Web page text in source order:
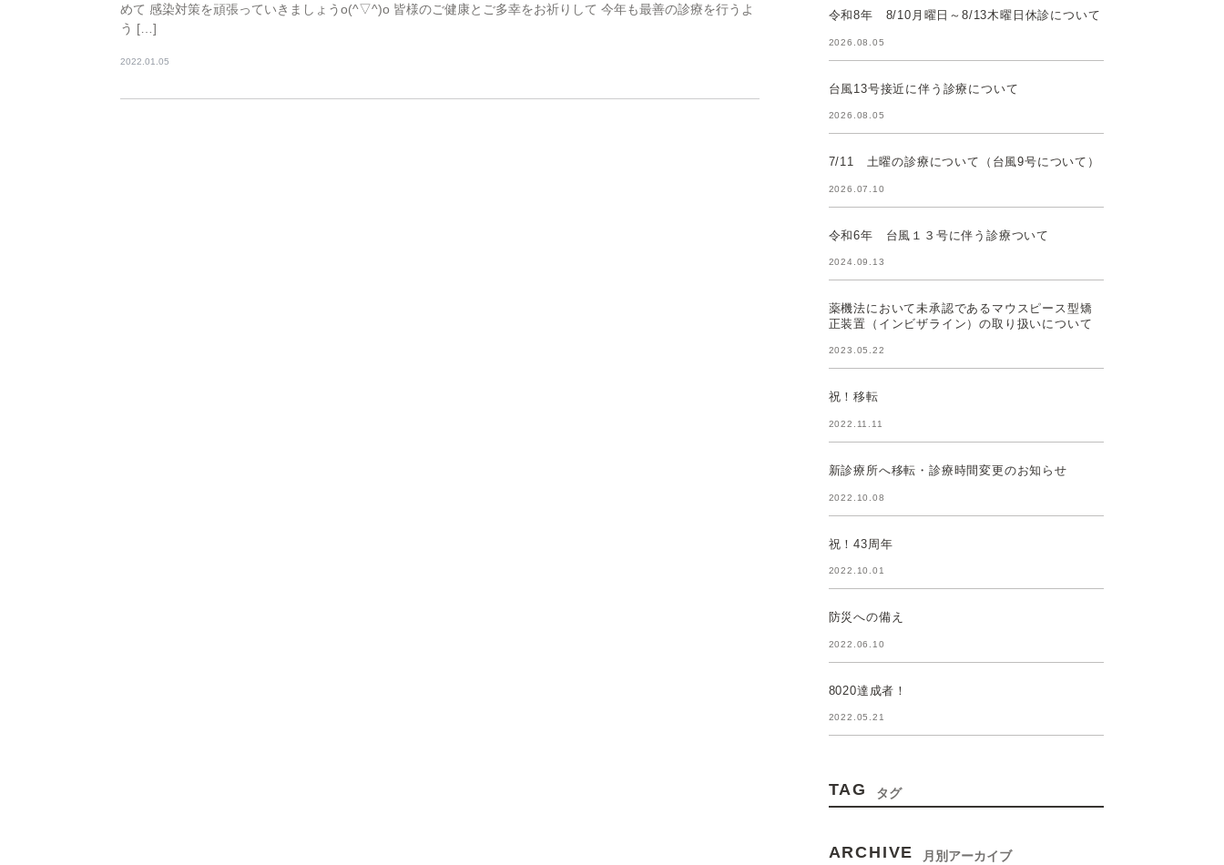
めて 感染対策を頑張っていきましょうo(^▽^)o 皆様のご健康とご多幸をお祈りして 今年も最善の診療を行うよ
う […]
2022.01.05
令和8年 8/10月曜日～8/13木曜日休診について
2026.08.05
台風13号接近に伴う診療について
2026.08.05
7/11 土曜の診療について（台風9号について）
2026.07.10
令和6年 台風１３号に伴う診療ついて
2024.09.13
薬機法において未承認であるマウスピース型矯
正装置（インビザライン）の取り扱いについて
2023.05.22
祝！移転
2022.11.11
新診療所へ移転・診療時間変更のお知らせ
2022.10.08
祝！43周年
2022.10.01
防災への備え
2022.06.10
8020達成者！
2022.05.21
TAG タグ
ARCHIVE 月別アーカイブ